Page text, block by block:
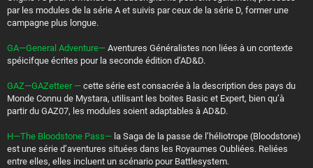
par les modules de la série A et suivis par ceux de la série D, former une
campagne plus longue.
GA—General Adventure— Aventures Généralistes non liées à un contexte
spéicifque écrites pour la seconde édition d’AD&D.
GAZ—GAZetteer — cette série est consacrée à la description des pays du
Monde Connu de Mystara, utilisant les boites Basic et Expert, bien qu’à
partir du GAZ07, les modules soient adaptables à AD&D.
H—The Bloodstone Pass— la Saga de la passe de l’héliotrope (Bloodstone)
est une série d’aventures situées dans les Royaumes Oubliées. Reliées
entre elles, elles incluent un scénario pour Battlesystem.